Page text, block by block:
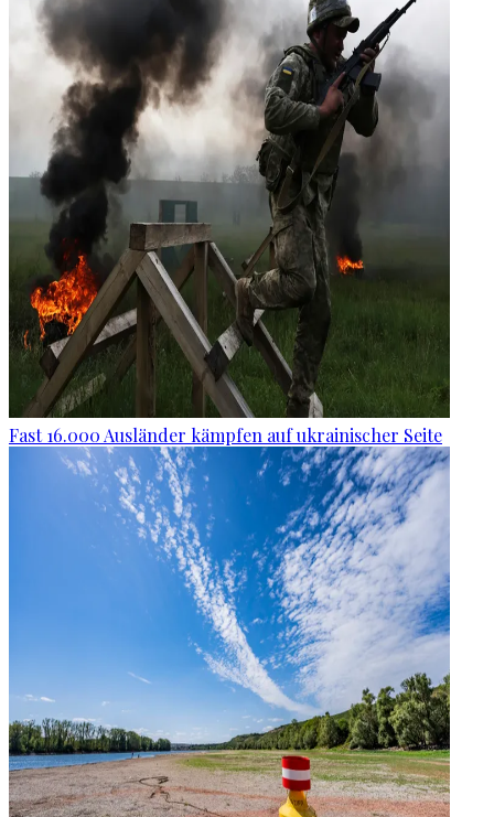
Fast 16.000 Ausländer kämpfen auf ukrainischer Seite